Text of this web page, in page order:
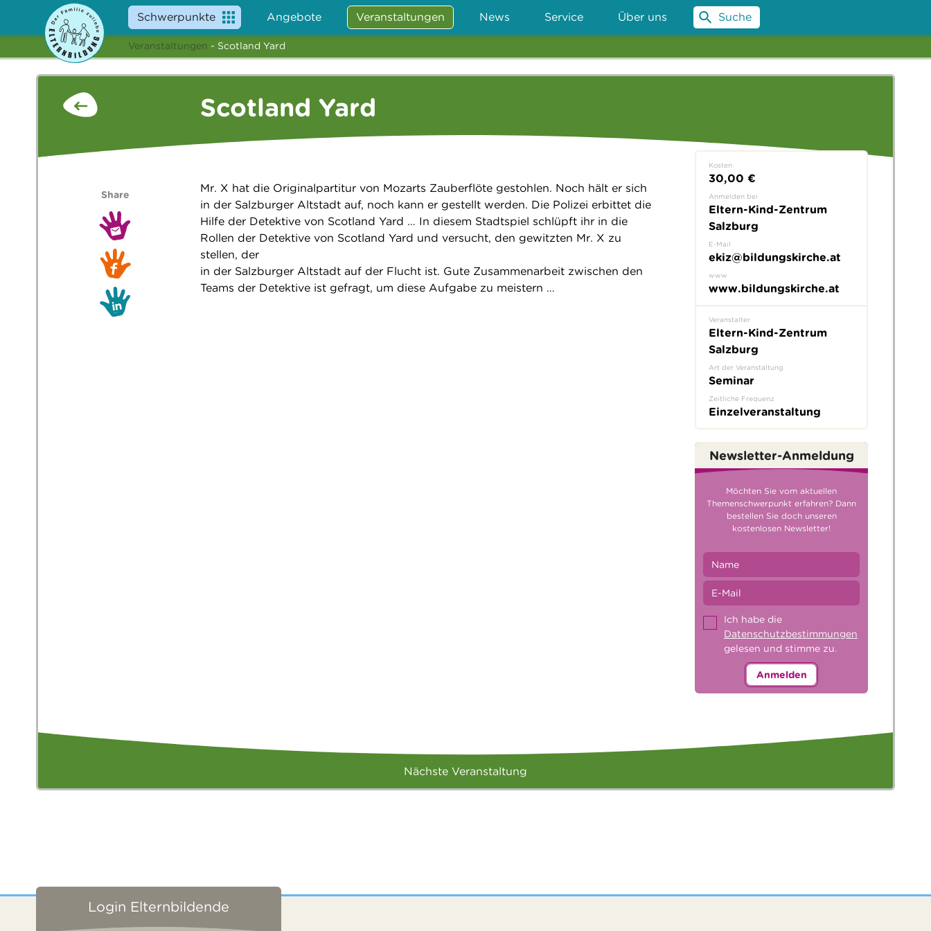
Schwerpunkte Angebote Veranstaltungen News Service Über uns Suche
Veranstaltungen - Scotland Yard
Scotland Yard
Mr. X hat die Originalpartitur von Mozarts Zauberflöte gestohlen. Noch hält er sich
in der Salzburger Altstadt auf, noch kann er gestellt werden. Die Polizei erbittet die
Hilfe der Detektive von Scotland Yard … In diesem Stadtspiel schlüpft ihr in die
Rollen der Detektive von Scotland Yard und versucht, den gewitzten Mr. X zu
stellen, der
in der Salzburger Altstadt auf der Flucht ist. Gute Zusammenarbeit zwischen den
Teams der Detektive ist gefragt, um diese Aufgabe zu meistern …
Share
Kosten
30,00 €
Anmelden bei
Eltern-Kind-Zentrum
Salzburg
E-Mail
ekiz@bildungskirche.at
www
www.bildungskirche.at
Veranstalter
Eltern-Kind-Zentrum
Salzburg
Art der Veranstaltung
Seminar
Zeitliche Frequenz
Einzelveranstaltung
Newsletter-Anmeldung
Möchten Sie vom aktuellen
Themenschwerpunkt erfahren? Dann
bestellen Sie doch unseren
kostenlosen Newsletter!
Ich habe die
Datenschutzbestimmungen
gelesen und stimme zu.
Anmelden
Nächste Veranstaltung
Login Elternbildende